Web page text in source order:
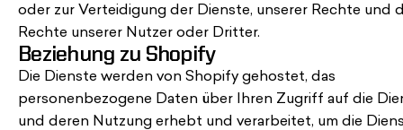
oder zur Verteidigung der Dienste, unserer Rechte und
Rechte unserer Nutzer oder Dritter.
Beziehung zu Shopify
Die Dienste werden von Shopify gehostet, das
personenbezogene Daten über Ihren Zugriff auf die
und deren Nutzung erhebt und verarbeitet, um die